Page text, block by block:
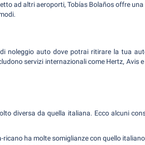
ad altri aeroporti, Tobías Bolaños offre una
noleggio auto dove potrai ritirare la tua
servizi internazionali come Hertz, Avis
diversa da quella italiana. Ecco alcuni
ricano ha molte somiglianze con quello